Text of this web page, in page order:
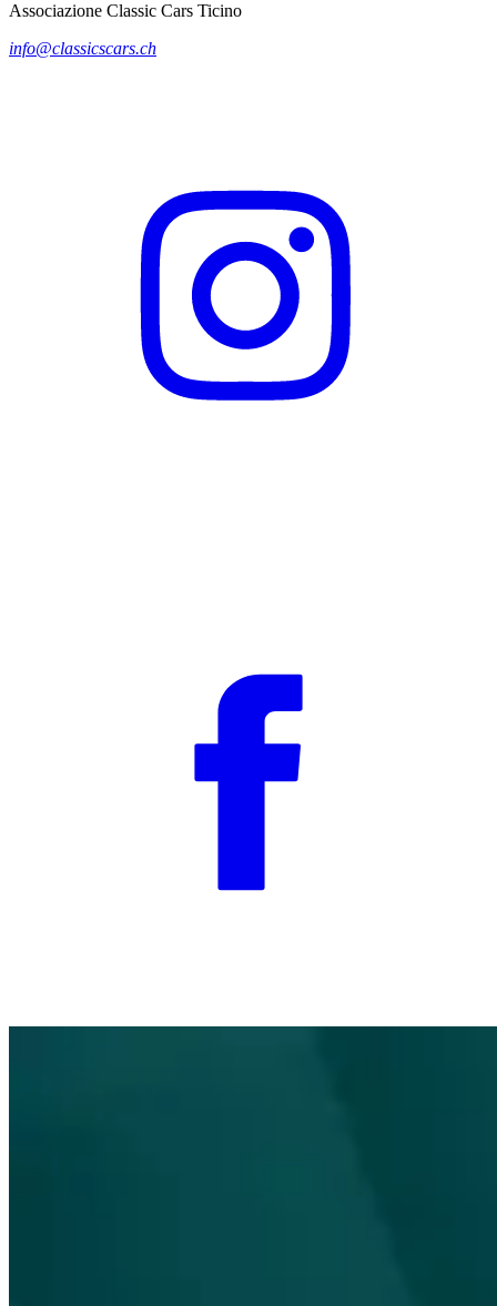
Associazione Classic Cars Ticino
info@classicscars.ch